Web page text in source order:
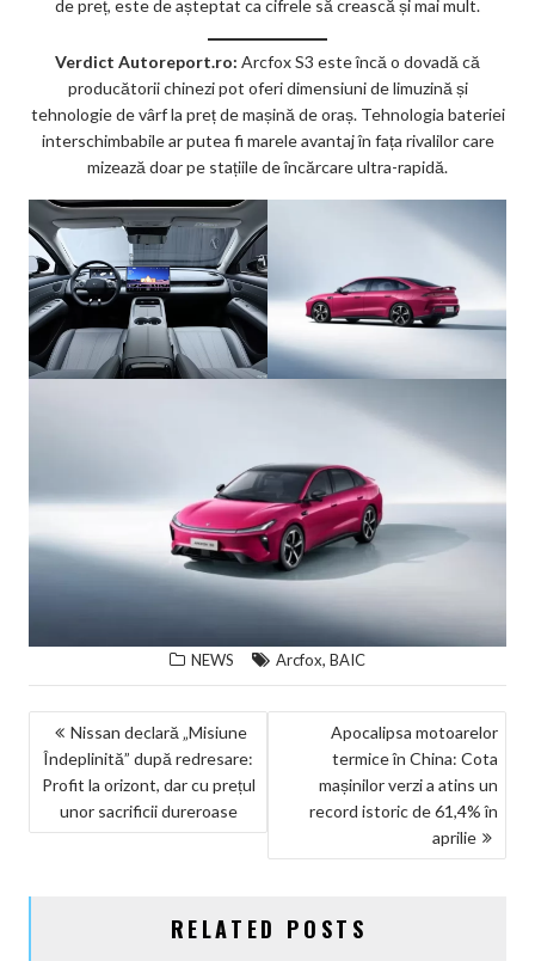
de preț, este de așteptat ca cifrele să crească și mai mult.
Verdict Autoreport.ro: Arcfox S3 este încă o dovadă că
producătorii chinezi pot oferi dimensiuni de limuzină și
tehnologie de vârf la preț de mașină de oraș. Tehnologia bateriei
interschimbabile ar putea fi marele avantaj în fața rivalilor care
mizează doar pe stațiile de încărcare ultra-rapidă.
NEWS Arcfox, BAIC
NAVIGARE
ÎN
ARTICOLE
Nissan declară „Misiune
Îndeplinită” după redresare:
Profit la orizont, dar cu prețul
unor sacrificii dureroase
Apocalipsa motoarelor
termice în China: Cota
mașinilor verzi a atins un
record istoric de 61,4% în
aprilie
RELATED POSTS